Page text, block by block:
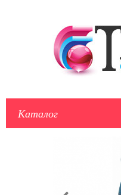
Каталог